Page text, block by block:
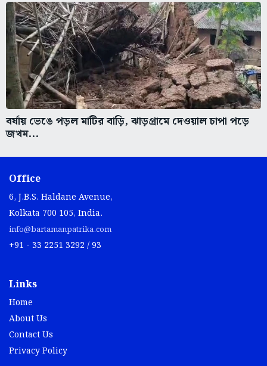
বর্ষায় ভেঙে পড়ল মাটির বাড়ি, ঝাড়গ্রামে দেওয়াল চাপা পড়ে
জখম...
Office
6, J.B.S. Haldane Avenue,
Kolkata 700 105, India.
info@bartamanpatrika.com
+91 - 33 2251 3292 / 93
Links
Home
About Us
Contact Us
Privacy Policy